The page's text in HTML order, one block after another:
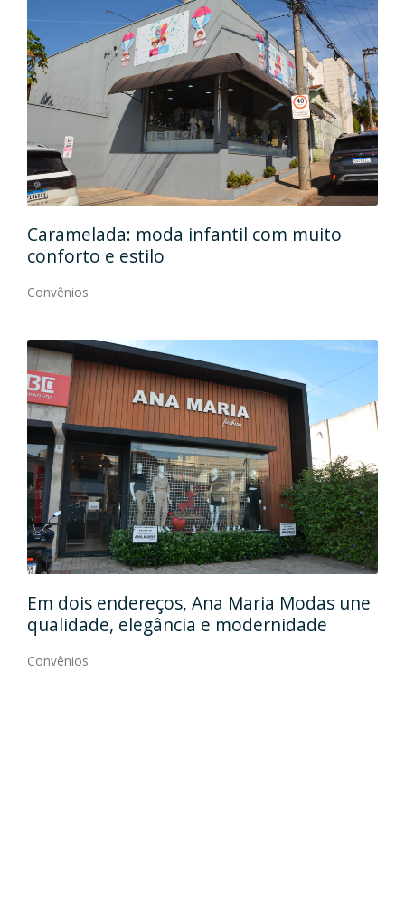
Caramelada: moda infantil com muito
conforto e estilo
Convênios
Em dois endereços, Ana Maria Modas une
qualidade, elegância e modernidade
Convênios